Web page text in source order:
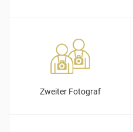
Zweiter Fotograf